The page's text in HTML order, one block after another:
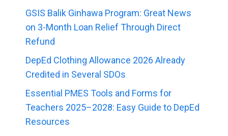
GSIS Balik Ginhawa Program: Great News
on 3-Month Loan Relief Through Direct
Refund
DepEd Clothing Allowance 2026 Already
Credited in Several SDOs
Essential PMES Tools and Forms for
Teachers 2025–2028: Easy Guide to DepEd
Resources